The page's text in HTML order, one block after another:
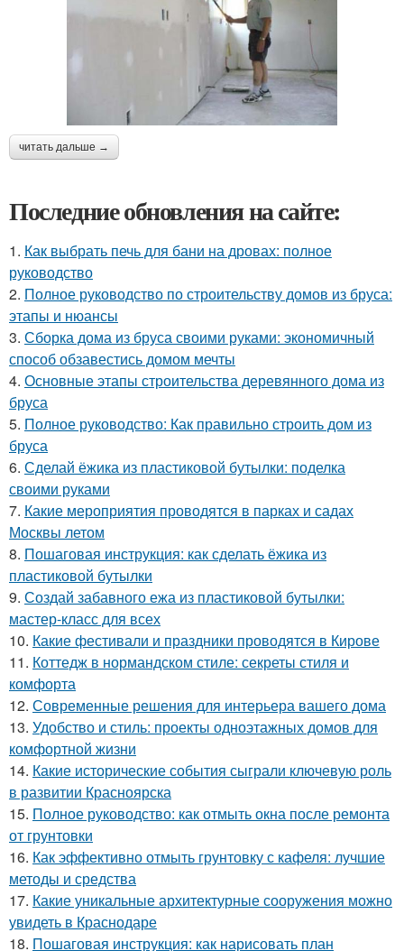
читать дальше →
Последние обновления на сайте:
1. Как выбрать печь для бани на дровах: полное
руководство
2. Полное руководство по строительству домов из бруса:
этапы и нюансы
3. Сборка дома из бруса своими руками: экономичный
способ обзавестись домом мечты
4. Основные этапы строительства деревянного дома из
бруса
5. Полное руководство: Как правильно строить дом из
бруса
6. Сделай ёжика из пластиковой бутылки: поделка
своими руками
7. Какие мероприятия проводятся в парках и садах
Москвы летом
8. Пошаговая инструкция: как сделать ёжика из
пластиковой бутылки
9. Создай забавного ежа из пластиковой бутылки:
мастер-класс для всех
10. Какие фестивали и праздники проводятся в Кирове
11. Коттедж в нормандском стиле: секреты стиля и
комфорта
12. Современные решения для интерьера вашего дома
13. Удобство и стиль: проекты одноэтажных домов для
комфортной жизни
14. Какие исторические события сыграли ключевую роль
в развитии Красноярска
15. Полное руководство: как отмыть окна после ремонта
от грунтовки
16. Как эффективно отмыть грунтовку с кафеля: лучшие
методы и средства
17. Какие уникальные архитектурные сооружения можно
увидеть в Краснодаре
18. Пошаговая инструкция: как нарисовать план